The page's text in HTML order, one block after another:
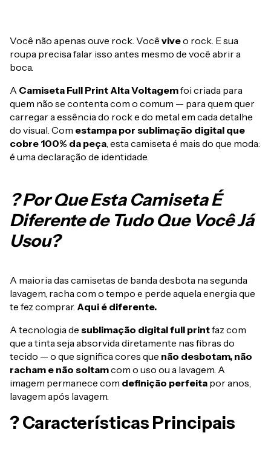
Você não apenas ouve rock. Você viveo rock. E sua
roupa precisa falar isso antes mesmo de você abrir a
boca.
A Camiseta Full Print Alta Voltagemfoi criada para
quem não se contenta com o comum — para quem quer
carregar a essência do rock e do metal em cada detalhe
do visual. Com estampa por sublimação digital que
cobre 100% da peça , esta camiseta é mais do que moda:
é uma declaração de identidade.
? Por Que Esta Camiseta É
Diferente de Tudo Que Você Já
Usou?
A maioria das camisetas de banda desbota na segunda
lavagem, racha com o tempo e perde aquela energia que
te fez comprar. Aqui é diferente.
A tecnologia de sublimação digital full printfaz com
que a tinta seja absorvida diretamente nas fibras do
tecido — o que significa cores que não desbotam, não
racham e não soltamcom o uso ou a lavagem. A
imagem permanece com definição perfeita por anos,
lavagem após lavagem.
? Características Principais